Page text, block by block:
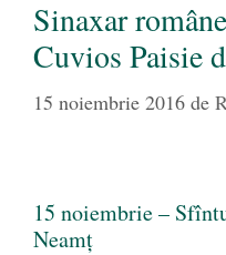
Sinaxar
Cuvios Paisie
15 noiembrie 2016 de
15 noiembrie –
Neamț